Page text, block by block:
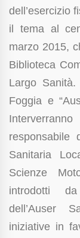
dell’esercizio
il tema al
marzo 2015,
Biblioteca
Largo
Foggia e
responsabile
Sanitaria
Scienze
introdotti
dell’Auser
iniziative in